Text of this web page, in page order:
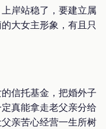
岸站稳了，要建立属
大女主形象，有且只
信托基金，把婚外子
真能拿走老父亲分给
亲苦心经营一生所树